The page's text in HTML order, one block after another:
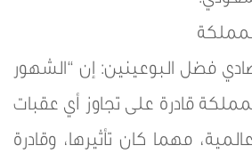
فضل البوعينين: إن “الشهور
قادرة على تجاوز أي عقبات
مهما كان تأثيرها، وقادرة